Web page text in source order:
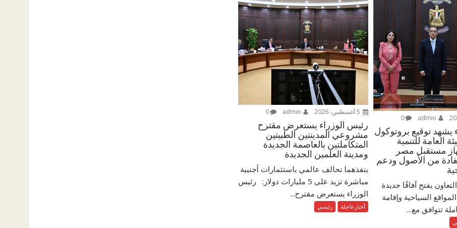
0
يشهد توقيع بروتوكول
العامة للتنمية
مستقبل مصر
من الأصول ودعم
يفتح آفاقًا جديدة
السياحية وإقامة
تتوافق مع...
0
رئيس الوزراء يستعرض مقترح
مشروعي المدينتين الطبيتين
المتكاملتين بالعاصمة الجديدة
ومدينة العلمين الجديدة
ينفذهما تحالف عالمي باستثمارات أجنبية
مباشرة تزيد على 5 مليارات دولار: رئيس
الوزراء يستعرض مقترح...
أخبارعاجلة رئيسي